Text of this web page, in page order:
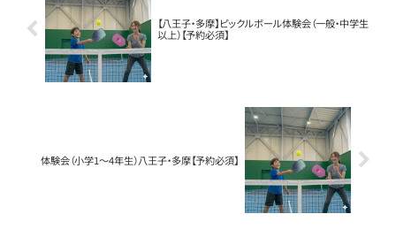
【八王子・多摩】ピックルボール体験会（一般・中学生
以上）【予約必須】
体験会（小学1～4年生）八王子・多摩【予約必須】